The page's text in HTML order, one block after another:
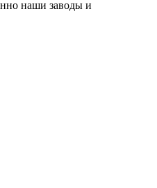
наши заводы и